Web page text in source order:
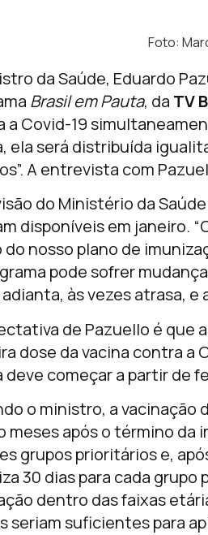
Foto:
da Saúde, Eduardo
Brasil em Pauta, da TV
a Covid-19
ela será distribuída
A entrevista com
do Ministério da
disponíveis em janeiro.
do nosso plano de
pode sofrer
às vezes atrasa, e
de Pazuello é que
dose da vacina contra a
deve começar a partir de
o ministro, a vacinação
meses após o término da
grupos prioritários e,
30 dias para cada
dentro das faixas
seriam suficientes para